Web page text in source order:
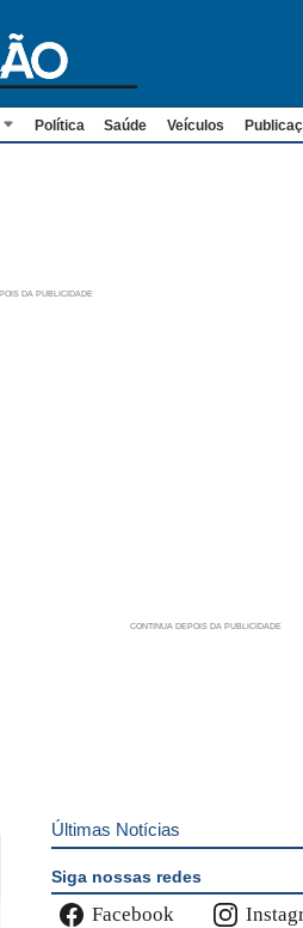
Política Saúde Veículos
Últimas Notícias
Siga nossas redes
Facebook